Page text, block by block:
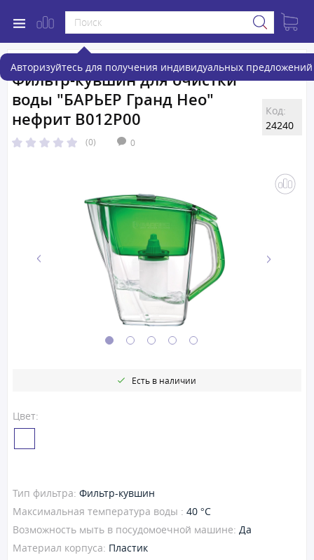
Авторизуйтесь для получения индивидуальных предложений
Фильтр-кувшин для очистки
воды "БАРЬЕР Гранд Нео"
нефрит В012Р00
(0) 0
Код:
24240
Цвет:
Есть в наличии
Тип фильтра: Фильтр-кувшин
Максимальная температура воды : 40 °C
Возможность мыть в посудомоечной машине: Да
Материал корпуса: Пластик